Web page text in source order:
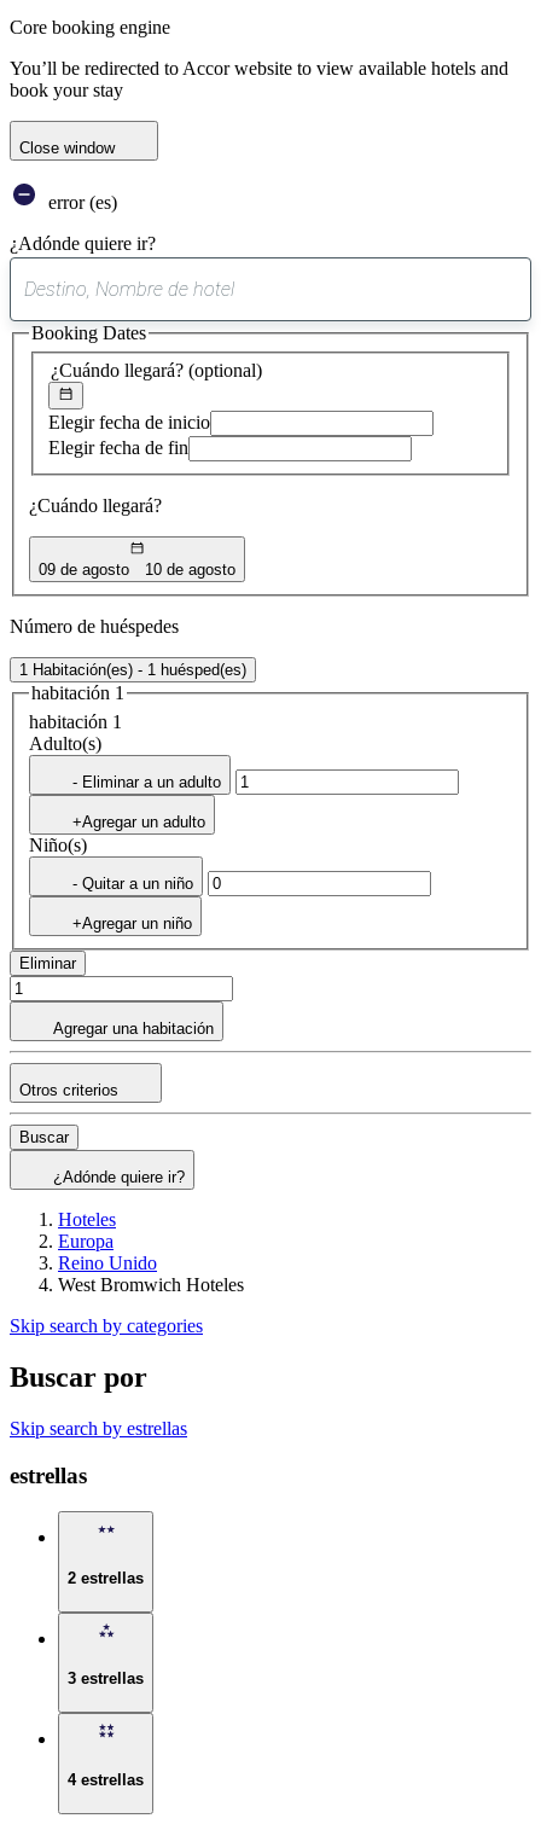
Core booking engine
You’ll be redirected to Accor website to view available hotels and
book your stay
Close window
error (es)
¿Adónde quiere ir?
sugerencia
encontrada
¿Cuándo llegará? (optional)
Elegir fecha de inicio
Elegir fecha de fin
¿Cuándo llegará?
09 de agosto 10 de agosto
Booking Dates
Número de huéspedes
1 Habitación(es) - 1 huésped(es)
habitación 1
habitación 1
Adulto(s)
- Eliminar a un adulto
+Agregar un adulto
Niño(s)
- Quitar a un niño
+Agregar un niño
Eliminar
Agregar una habitación
Otros criterios
Buscar
¿Adónde quiere ir?
Hoteles
Europa
Reino Unido
West Bromwich Hoteles
Skip search by categories
Buscar por
Skip search by estrellas
estrellas
2 estrellas
3 estrellas
4 estrellas